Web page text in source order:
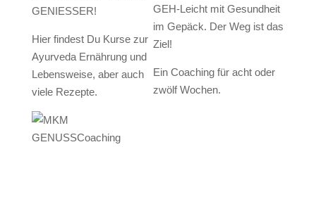
GENIESSER!
Hier findest Du Kurse zur
Ayurveda Ernährung und
Lebensweise, aber auch
viele Rezepte.
GEH-Leicht mit Gesundheit
im Gepäck. Der Weg ist das
Ziel!
Ein Coaching für acht oder
zwölf Wochen.